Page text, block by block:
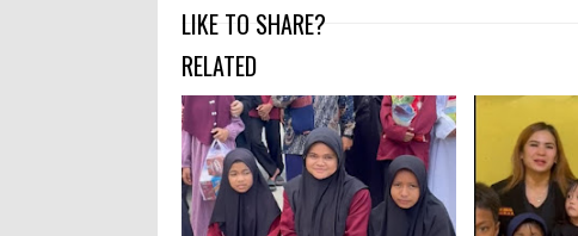
LIKE TO SHARE?
RELATED